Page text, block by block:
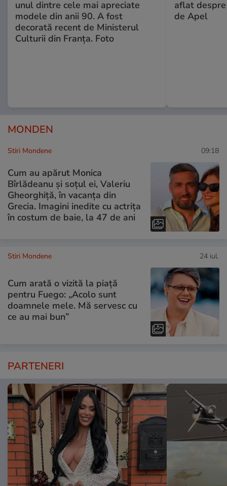
unul dintre cele mai apreciate
modele din anii 90. A fost
decorată recent de Ministerul
Culturii din Franța. Foto
aflat
de Apel
MONDEN
Stiri Mondene 09:18
Cum au apărut Monica
Bîrlădeanu și soțul ei, Valeriu
Gheorghiță, în vacanța din
Grecia. Imagini inedite cu actrița
în costum de baie, la 47 de ani
Stiri Mondene 24 iul.
Cum arată o vizită la piață
pentru Fuego: „Acolo sunt
doamnele mele. Mă servesc cu
ce au mai bun”
PARTENERI